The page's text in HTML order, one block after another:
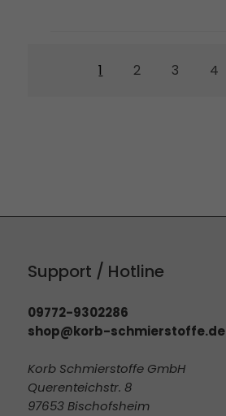
1 2 3 4
Support / Hotline
09772-9302286
shop@korb-schmierstoffe.de
Korb Schmierstoffe GmbH
Querenteichstr. 8
97653 Bischofsheim